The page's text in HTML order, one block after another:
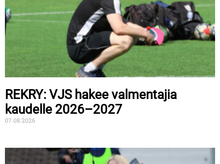
REKRY: VJS hakee valmentajia
kaudelle 2026–2027
07.08.2026